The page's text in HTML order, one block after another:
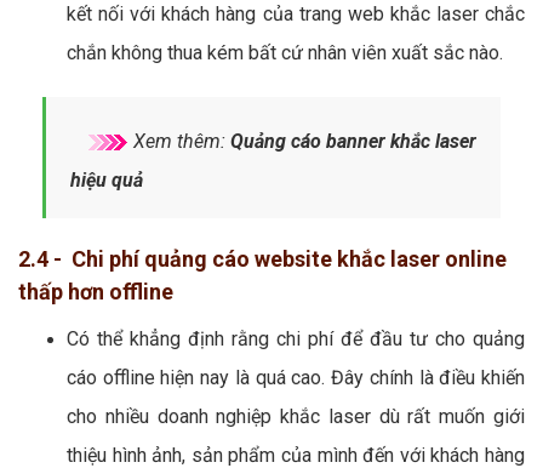
kết nối với khách hàng của trang web khắc laser chắc
chắn không thua kém bất cứ nhân viên xuất sắc nào.
Xem thêm: Quảng cáo banner khắc laser
hiệu quả
2.4 - Chi phí quảng cáo website khắc laser online
thấp hơn offline
Có thể khẳng định rằng chi phí để đầu tư cho quảng
cáo offline hiện nay là quá cao. Đây chính là điều khiến
cho nhiều doanh nghiệp khắc laser dù rất muốn giới
thiệu hình ảnh, sản phẩm của mình đến với khách hàng